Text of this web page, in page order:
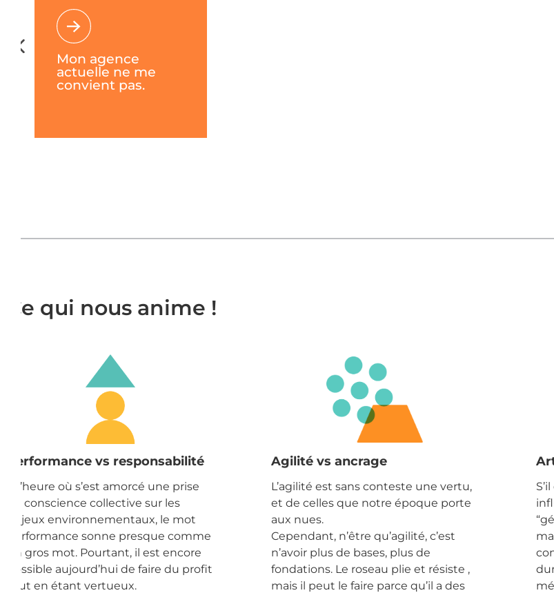
Mon agence
actuelle ne me
convient pas.
Ce qui nous anime !
Performance vs responsabilité
À l’heure où s’est amorcé une prise
de conscience collective sur les
enjeux environnementaux, le mot
performance sonne presque comme
un gros mot. Pourtant, il est encore
possible aujourd’hui de faire du profit
tout en étant vertueux.
Agilité vs ancrage
L’agilité est sans conteste une vertu,
et de celles que notre époque porte
aux nues.
Cependant, n’être qu’agilité, c’est
n’avoir plus de bases, plus de
fondations. Le roseau plie et résiste ,
mais il peut le faire parce qu’il a des